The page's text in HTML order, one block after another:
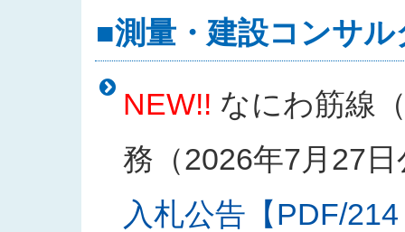
■測量・建設コンサル
NEW!! なにわ筋線
務（2026年7月27日
入札公告【PDF/